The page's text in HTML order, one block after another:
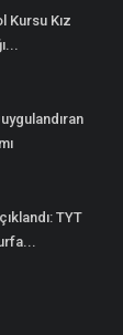
Kursu Kız
TYT